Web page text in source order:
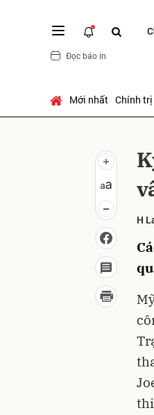
Đọc báo in
Mới nhất Chính trị
H